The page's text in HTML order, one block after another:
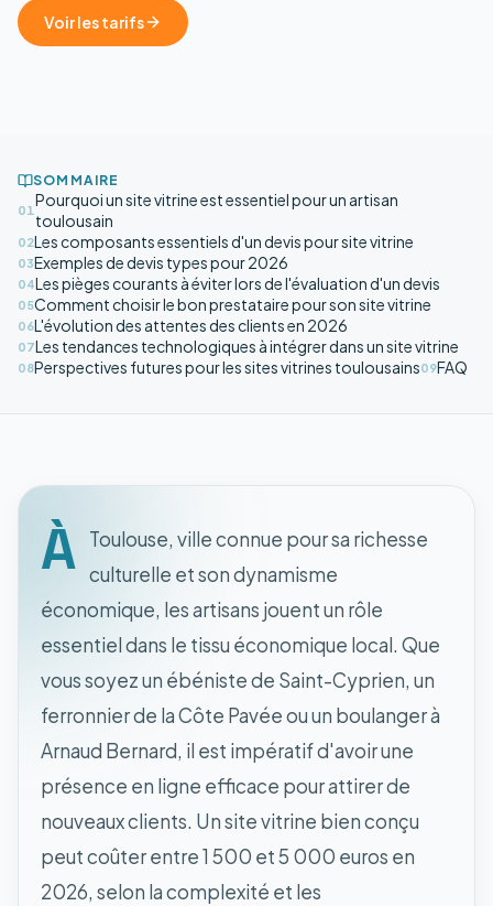
Voir les tarifs
SOMMAIRE
01
Pourquoi un site vitrine est essentiel pour un artisan
toulousain
02Les composants essentiels d'un devis pour site vitrine
03Exemples de devis types pour 2026
04Les pièges courants à éviter lors de l'évaluation d'un devis
05Comment choisir le bon prestataire pour son site vitrine
06L'évolution des attentes des clients en 2026
07Les tendances technologiques à intégrer dans un site vitrine
08Perspectives futures pour les sites vitrines toulousains09FAQ
À Toulouse, ville connue pour sa richesse
culturelle et son dynamisme
économique, les artisans jouent un rôle
essentiel dans le tissu économique local. Que
vous soyez un ébéniste de Saint-Cyprien, un
ferronnier de la Côte Pavée ou un boulanger à
Arnaud Bernard, il est impératif d'avoir une
présence en ligne efficace pour attirer de
nouveaux clients. Un site vitrine bien conçu
peut coûter entre 1 500 et 5 000 euros en
2026, selon la complexité et les